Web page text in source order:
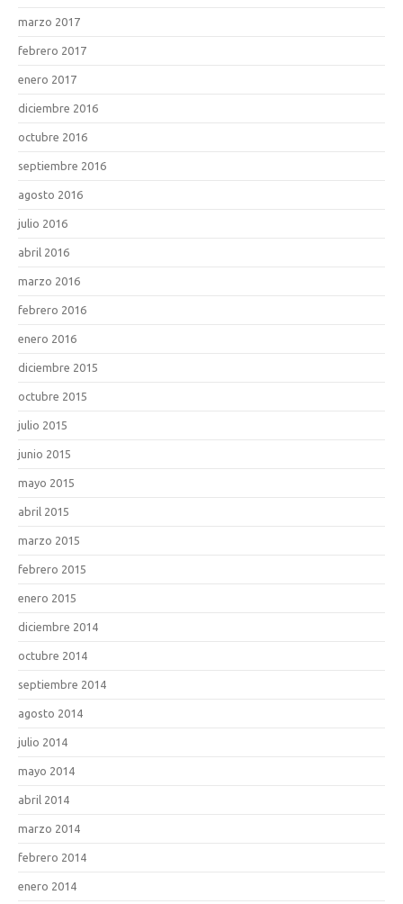
marzo 2017
febrero 2017
enero 2017
diciembre 2016
octubre 2016
septiembre 2016
agosto 2016
julio 2016
abril 2016
marzo 2016
febrero 2016
enero 2016
diciembre 2015
octubre 2015
julio 2015
junio 2015
mayo 2015
abril 2015
marzo 2015
febrero 2015
enero 2015
diciembre 2014
octubre 2014
septiembre 2014
agosto 2014
julio 2014
mayo 2014
abril 2014
marzo 2014
febrero 2014
enero 2014